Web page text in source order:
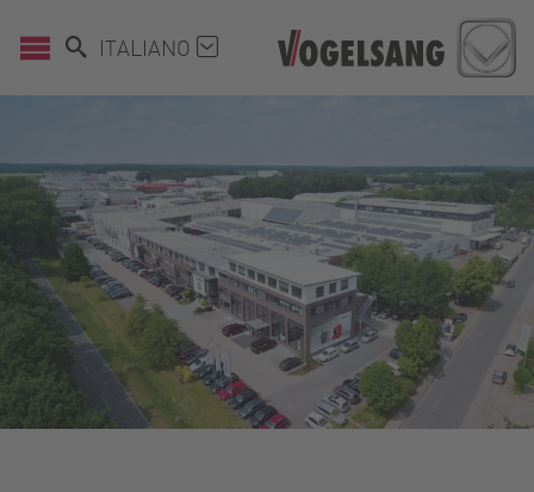
ITALIANO